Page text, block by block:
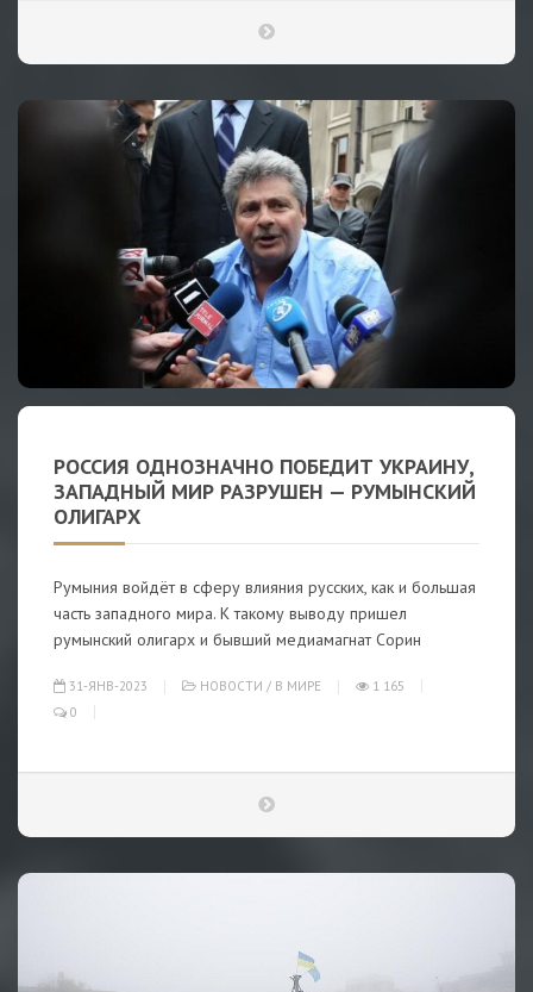
РОССИЯ ОДНОЗНАЧНО ПОБЕДИТ УКРАИНУ,
ЗАПАДНЫЙ МИР РАЗРУШЕН — РУМЫНСКИЙ
ОЛИГАРХ
Румыния войдёт в сферу влияния русских, как и большая
часть западного мира. К такому выводу пришел
румынский олигарх и бывший медиамагнат Сорин
31-ЯНВ-2023 НОВОСТИ / В МИРЕ
1 165
0